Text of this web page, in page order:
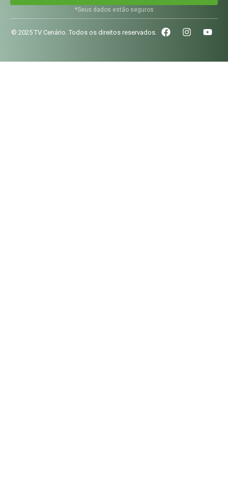
*Seus dados estão seguros
© 2025 TV Cenário. Todos os direitos reservados.